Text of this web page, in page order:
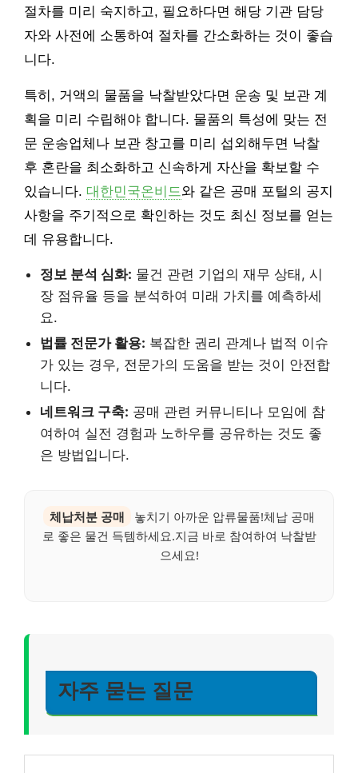
절차를 미리 숙지하고, 필요하다면 해당 기관 담당
자와 사전에 소통하여 절차를 간소화하는 것이 좋습
니다.
특히, 거액의 물품을 낙찰받았다면 운송 및 보관 계
획을 미리 수립해야 합니다. 물품의 특성에 맞는 전
문 운송업체나 보관 창고를 미리 섭외해두면 낙찰
후 혼란을 최소화하고 신속하게 자산을 확보할 수
있습니다. 대한민국온비드와 같은 공매 포털의 공지
사항을 주기적으로 확인하는 것도 최신 정보를 얻는
데 유용합니다.
정보 분석 심화: 물건 관련 기업의 재무 상태, 시
장 점유율 등을 분석하여 미래 가치를 예측하세
요.
법률 전문가 활용: 복잡한 권리 관계나 법적 이슈
가 있는 경우, 전문가의 도움을 받는 것이 안전합
니다.
네트워크 구축: 공매 관련 커뮤니티나 모임에 참
여하여 실전 경험과 노하우를 공유하는 것도 좋
은 방법입니다.
체납처분 공매
놓치기 아까운 압류물품!체납 공매
로 좋은 물건 득템하세요.지금 바로 참여하여 낙찰받
으세요!
자주 묻는 질문